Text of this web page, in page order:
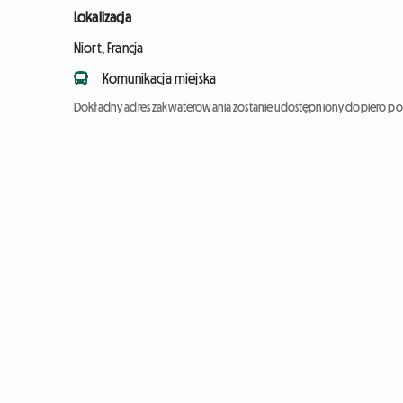
Lokalizacja
Niort, Francja
Komunikacja miejska
Dokładny adres zakwaterowania zostanie udostępniony dopiero